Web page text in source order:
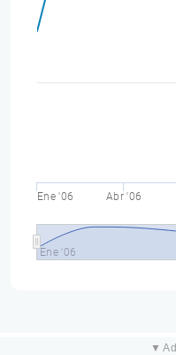
Ene '06 Abr '06
Ene '06
▼